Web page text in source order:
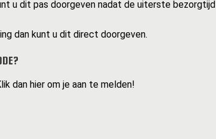
u dit pas doorgeven nadat de uiterste bezorgtijd
dan kunt u dit direct doorgeven.
dan hier om je aan te melden!